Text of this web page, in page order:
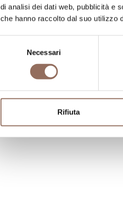
di analisi dei dati web, pubblicità e
che hanno raccolto dal suo utilizzo
Necessari
Rifiuta